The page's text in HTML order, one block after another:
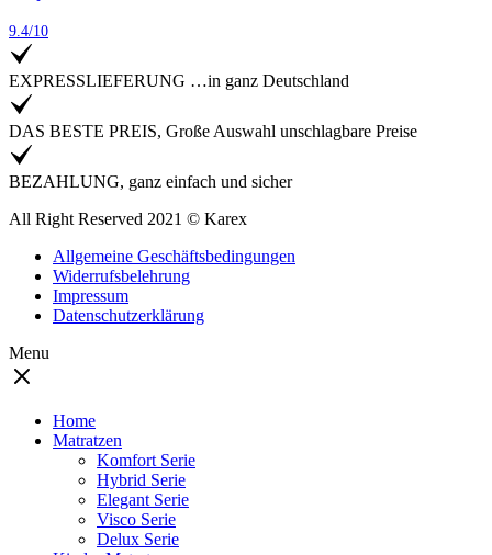
9.4/10
EXPRESSLIEFERUNG …in ganz Deutschland
DAS BESTE PREIS, Große Auswahl unschlagbare Preise
BEZAHLUNG, ganz einfach und sicher
All Right Reserved 2021 © Karex
Allgemeine Geschäftsbedingungen
Widerrufsbelehrung
Impressum
Datenschutzerklärung
Menu
Home
Matratzen
Komfort Serie
Hybrid Serie
Elegant Serie
Visco Serie
Delux Serie